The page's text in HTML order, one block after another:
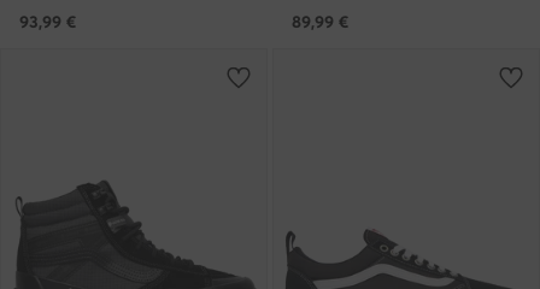
93,99 €
89,99 €